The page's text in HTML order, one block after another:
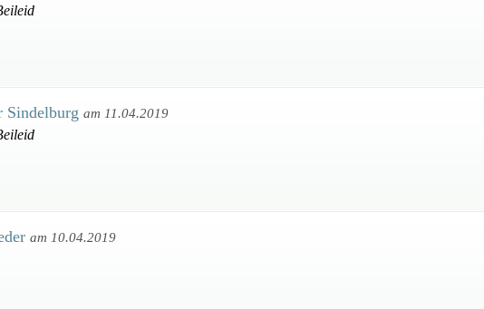
Sindelburg am 11.04.2019
am 10.04.2019